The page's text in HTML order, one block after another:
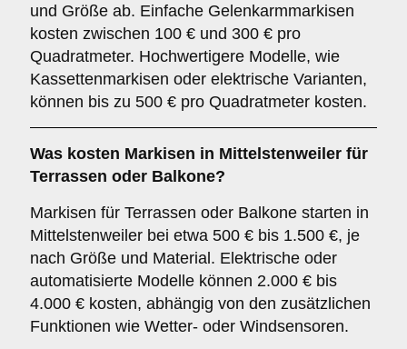
und Größe ab. Einfache Gelenkarmmarkisen
kosten zwischen 100 € und 300 € pro
Quadratmeter. Hochwertigere Modelle, wie
Kassettenmarkisen oder elektrische Varianten,
können bis zu 500 € pro Quadratmeter kosten.
Was kosten Markisen in Mittelstenweiler für
Terrassen oder Balkone?
Markisen für Terrassen oder Balkone starten in
Mittelstenweiler bei etwa 500 € bis 1.500 €, je
nach Größe und Material. Elektrische oder
automatisierte Modelle können 2.000 € bis
4.000 € kosten, abhängig von den zusätzlichen
Funktionen wie Wetter- oder Windsensoren.